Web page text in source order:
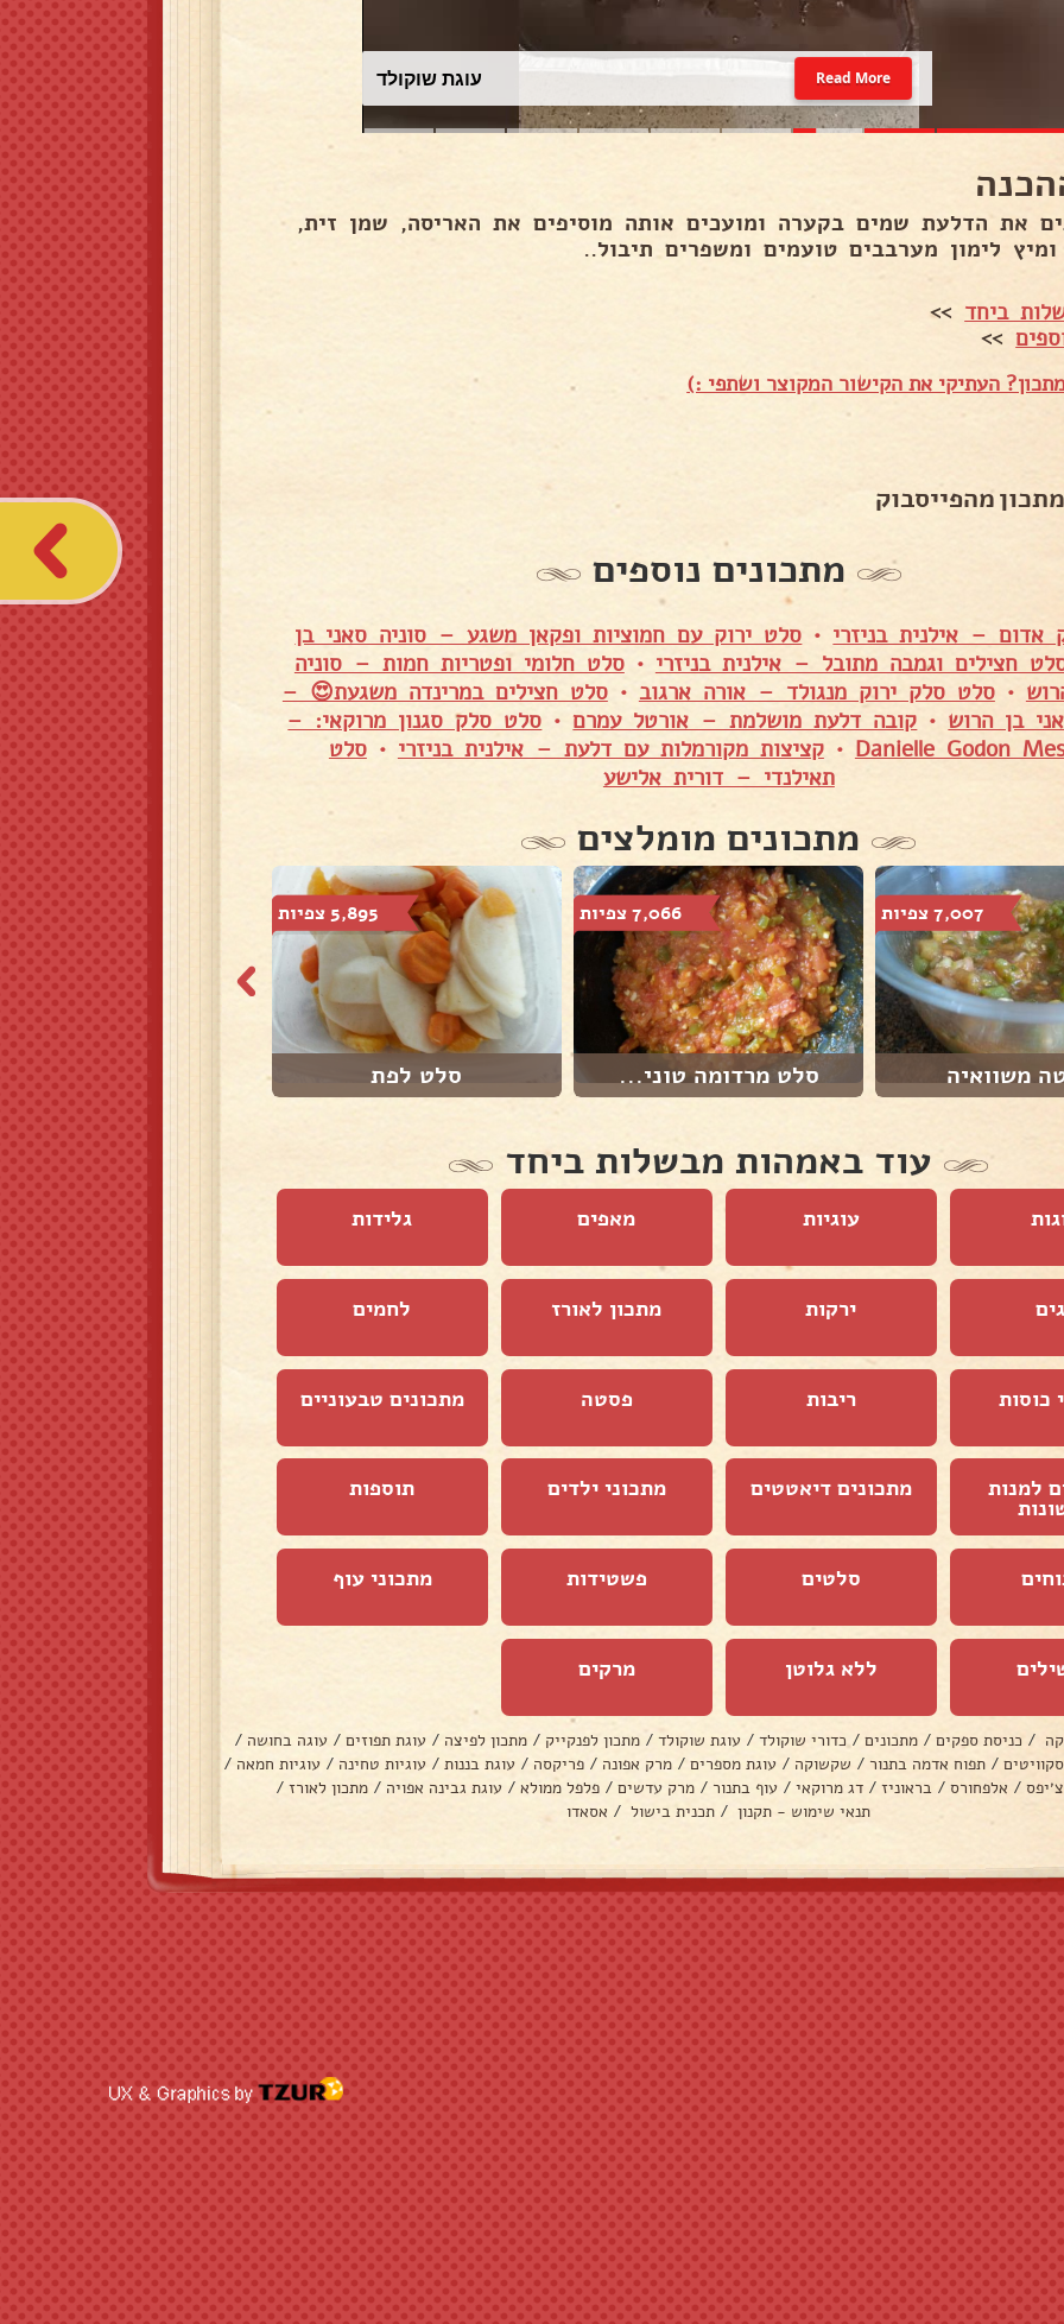
עוגת שוקולד Read More
את הדלעת שמים בקערה ומועכים אותה מוסיפים את האריסה, שמן זית,
לימון מערבבים טועמים ומשפרים תיבול..
ביחד >>
>>
העתיקי את הקישור המקוצר ושתפי :)
מהפייסבוק
מתכונים נוספים
– אילנית בניזרי • סלט ירוק עם חמוציות ופקאן משגע – סוניה סאני בן
חצילים וגמבה מתובל – אילנית בניזרי •סלט חלומי ופטריות חמות – סוניה
•סלט סלק ירוק מנגולד – אורה ארגוב •סלט חצילים במרינדה משגעת😍 –
בן הרוש • קובה דלעת מושלמת – אורטל עמרם• סלט סלק סגנון מרוקאי: –
•קציצות מקורמלות עם דלעת – אילנית בניזרי •סלט
תאילנדי – דורית אלישע
מתכונים מומלצים
7,007 צפיות
משוואיה
7,066 צפיות
סלט מרדומה טוני...
5,895 צפיות
סלט לפת
עוד באמהות מבשלות ביחד
עוגיות מאפים גלידות
ירקות מתכון לאורז לחמים
כוסות ריבות פסטה מתכונים טבעוניים
למנות מתכונים דיאטטים מתכוני ילדים תוספות
סלטים פשטידות מתכוני עוף
ללא גלוטן מרקים
/ כניסת ספקים / מתכונים / כדורי שוקולד / עוגת שוקולד / מתכון לפנקייק / מתכון לפיצה / עוגת תפוזים / עוגה בחושה /
/ תפוח אדמה בתנור / שקשוקה / עוגת מספרים / מרק אפונה / פריקסה / עוגת בננות / עוגיות טחינה / עוגיות חמאה /
/ אלפחורס / בראוניז / דג מרוקאי / עוף בתנור / מרק עדשים / פלפל ממולא / עוגת גבינה אפויה / מתכון לאורז /
תנאי שימוש - תקנון / תכנית בישול / אסאדו